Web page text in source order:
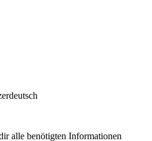
alle benötigten Informationen